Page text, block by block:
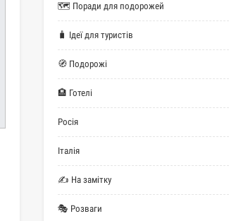
🗺 Поради для подорожей
🧳 Ідеї для туристів
🧭 Подорожі
🏨 Готелі
Росія
Італія
✍ На замітку
🎭 Розваги